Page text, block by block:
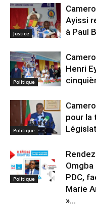
Justice
Ayissi
à Paul
Politique
Henri
Politique
pour la
Politique
PDC,
Marie
»...